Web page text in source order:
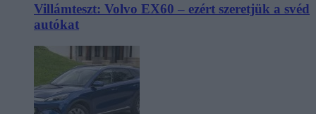
Villámteszt: Volvo EX60 – ezért szeretjük a svéd
autókat